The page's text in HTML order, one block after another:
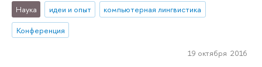
Наука идеи и опыт
компьютерная лингвистика
Конференция
19 октября 2016